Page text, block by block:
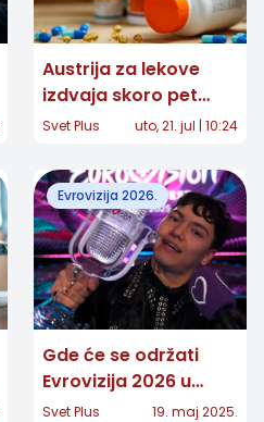
Austrija za lekove
izdvaja skoro pet
milijardi evra:
odsto
Svet Plus uto, 21. jul | 10:24
Evrovizija 2026.
Gde će se održati
Evrovizija 2026 u
Austriji? Dva grada
Svet Plus 19. maj 2025.